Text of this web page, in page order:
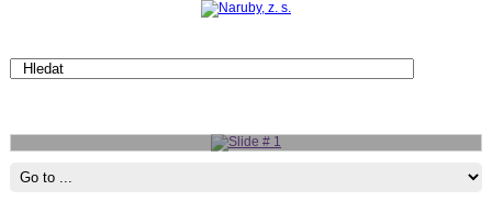
Slide # 1
Více